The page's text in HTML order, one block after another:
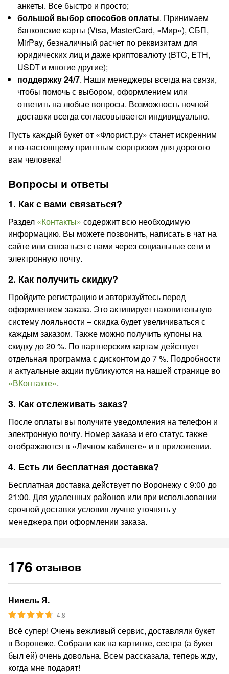
анкеты. Все быстро и просто;
большой выбор способов оплаты. Принимаем
банковские карты (Visa, MasterCard, «Мир»), СБП,
MirPay, безналичный расчет по реквизитам для
юридических лиц и даже криптовалюту (BTC, ETH,
USDT и многие другие);
поддержку 24/7. Наши менеджеры всегда на связи,
чтобы помочь с выбором, оформлением или
ответить на любые вопросы. Возможность ночной
доставки всегда согласовывается индивидуально.
Пусть каждый букет от «Флорист.ру» станет искренним
и по-настоящему приятным сюрпризом для дорогого
вам человека!
Вопросы и ответы
1. Как с вами связаться?
Раздел «Контакты» содержит всю необходимую
информацию. Вы можете позвонить, написать в чат на
сайте или связаться с нами через социальные сети и
электронную почту.
2. Как получить скидку?
Пройдите регистрацию и авторизуйтесь перед
оформлением заказа. Это активирует накопительную
систему лояльности – скидка будет увеличиваться с
каждым заказом. Также можно получить купоны на
скидку до 20 %. По партнерским картам действует
отдельная программа с дисконтом до 7 %. Подробности
и актуальные акции публикуются на нашей странице во
«ВКонтакте».
3. Как отслеживать заказ?
После оплаты вы получите уведомления на телефон и
электронную почту. Номер заказа и его статус также
отображаются в «Личном кабинете» и в приложении.
4. Есть ли бесплатная доставка?
Бесплатная доставка действует по Воронежу с 9:00 до
21:00. Для удаленных районов или при использовании
срочной доставки условия лучше уточнять у
менеджера при оформлении заказа.
176 отзывов
Нинель Я.
4.8
Всё супер! Очень вежливый сервис, доставляли букет
в Воронеже. Собрали как на картинке, сестра (а букет
был ей) очень довольна. Всем рассказала, теперь жду,
когда мне подарят!